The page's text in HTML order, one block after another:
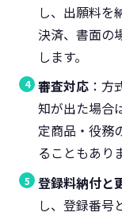
し、出願料を
決済、書面の
します。
審査対応 ：方
知が出た場合
定商品・役務
ることもあり
登録料納付と
し、登録番号